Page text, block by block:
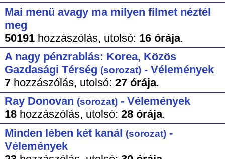
Mai menü avagy ma milyen filmet néztél
meg
50191hozzászólás, utolsó: 16 órája.
A nagy pénzrablás: Korea, Közös
Gazdasági Térség (sorozat)- Vélemények
7hozzászólás, utolsó: 27 órája.
Ray Donovan (sorozat)- Vélemények
18hozzászólás, utolsó: 28 órája.
Minden lében két kanál (sorozat)-
Vélemények